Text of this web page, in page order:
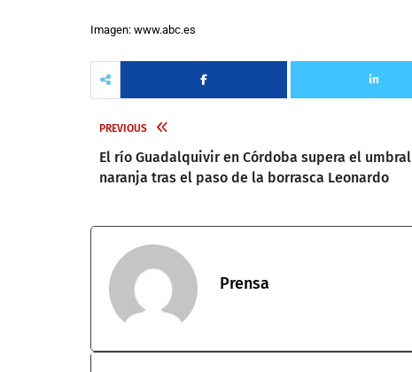
Imagen: www.abc.es
PREVIOUS
El río Guadalquivir en Córdoba supera el umbral
naranja tras el paso de la borrasca Leonardo
Prensa